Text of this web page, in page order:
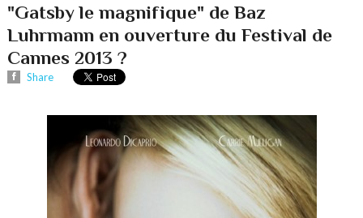
"Gatsby le magnifique" de Baz
Luhrmann en ouverture du Festival de
Cannes 2013 ?
Share